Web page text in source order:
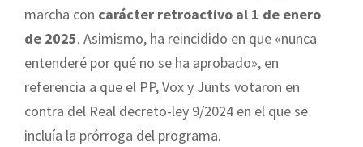
marcha con carácter retroactivo al 1 de enero
de 2025. Asimismo, ha reincidido en que «nunca
entenderé por qué no se ha aprobado», en
referencia a que el PP, Vox y Junts votaron en
contra del Real decreto-ley 9/2024 en el que se
incluía la prórroga del programa.